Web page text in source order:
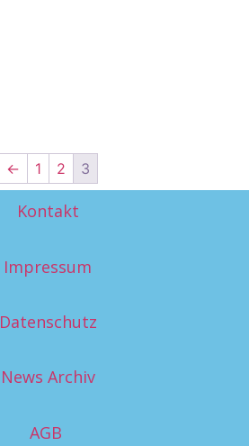
← 1 2 3
Kontakt
Impressum
Datenschutz
News Archiv
AGB